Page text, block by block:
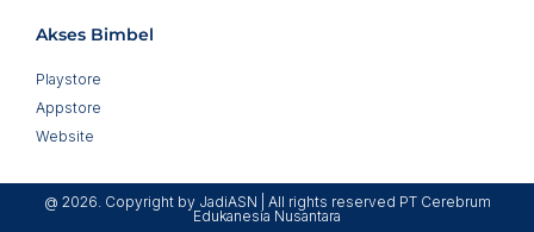
Akses Bimbel
Playstore
Appstore
Website
@ 2026. Copyright by JadiASN | All rights reserved PT Cerebrum
Edukanesia Nusantara